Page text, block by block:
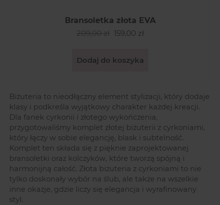
Bransoletka złota EVA
209,00 zł 159,00 zł
Dodaj do koszyka
Biżuteria to nieodłączny element stylizacji, który dodaje
klasy i podkreśla wyjątkowy charakter każdej kreacji.
Dla fanek cyrkonii i złotego wykończenia,
przygotowaliśmy komplet złotej biżuterii z cyrkoniami,
który łączy w sobie elegancję, blask i subtelność.
Komplet ten składa się z pięknie zaprojektowanej
bransoletki oraz kolczyków, które tworzą spójną i
harmonijną całość. Złota biżuteria z cyrkoniami to nie
tylko doskonały wybór na ślub, ale także na wszelkie
inne okazje, gdzie liczy się elegancja i wyrafinowany
styl.